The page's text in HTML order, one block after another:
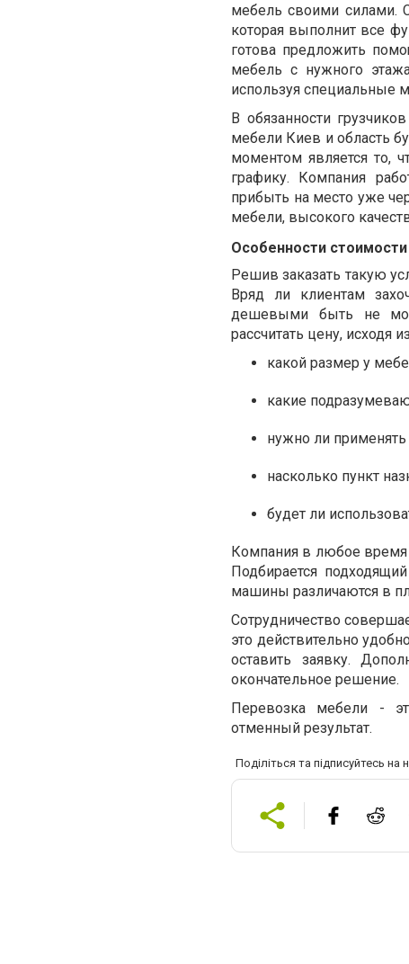
мебель своими силами.
которая выполнит все
готова предложить
мебель с нужного
используя специальные
В обязанности
мебели Киев и область
моментом является то,
графику. Компания
прибыть на место уже
мебели, высокого
Особенности
Решив заказать такую
Вряд ли клиентам
дешевыми быть не
рассчитать цену, исходя
какой размер у
какие
нужно ли применять
насколько пункт
будет ли
Компания в любое время
Подбирается
машины различаются в
Сотрудничество
это действительно
оставить заявку.
окончательное решение.
Перевозка мебели -
отменный результат.
Поділіться та підписуйтесь на